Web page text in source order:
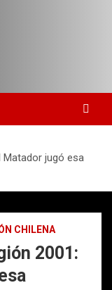
Matador jugó esa
CHILENA
2001: